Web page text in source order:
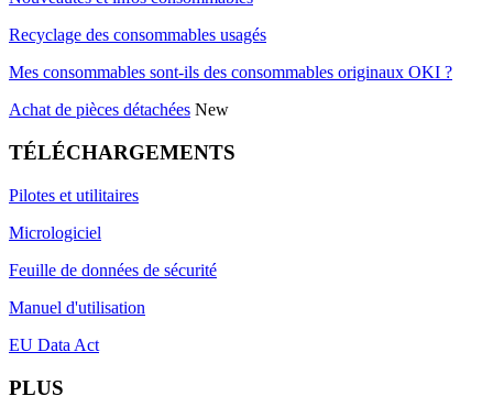
Recyclage des consommables usagés
Mes consommables sont-ils des consommables originaux OKI ?
Achat de pièces détachées New
TÉLÉCHARGEMENTS
Pilotes et utilitaires
Micrologiciel
Feuille de données de sécurité
Manuel d'utilisation
EU Data Act
PLUS